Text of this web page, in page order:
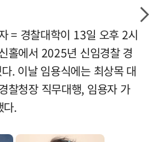
= 경찰대학이 13일 오후 2시
홀에서 2025년 신임경찰 경
. 이날 임용식에는 최상목 대
찰청장 직무대행, 임용자 가
다.